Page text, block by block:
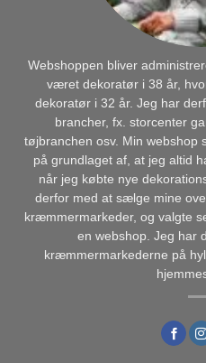
Webshoppen bliver
været dekoratør i 38 år,
dekoratør i 32 år. Jeg har
brancher, fx. storcenter
tøjbranchen osv. Min webshop
på grundlaget af, at jeg altid
når jeg købte nye
derfor med at sælge mine
kræmmermarkeder, og valgte
en webshop. Jeg har
kræmmermarkederne på